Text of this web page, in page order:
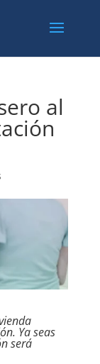
al
Ya seas
será